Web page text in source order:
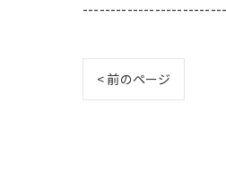
< 前のページ